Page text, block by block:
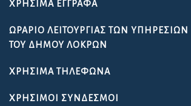
ΧΡΉΣΙΜΑ ΈΓΓΡΑΦΑ
ΩΡΆΡΙΟ ΛΕΙΤΟΥΡΓΊΑΣ ΤΩΝ ΥΠΗΡΕΣΙΏΝ
ΤΟΥ ΔΉΜΟΥ ΛΟΚΡΏΝ
ΧΡΉΣΙΜΑ ΤΗΛΈΦΩΝΑ
ΧΡΉΣΙΜΟΙ ΣΎΝΔΕΣΜΟΙ